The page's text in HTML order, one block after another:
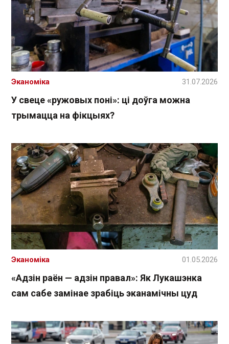
У свеце «ружовых поні»: ці доўга можна
трымацца на фікцыях?
Эканоміка 31.07.2026
«Адзін раён — адзін правал»: Як Лукашэнка
сам сабе замінае зрабіць эканамічны цуд
Эканоміка 01.05.2026